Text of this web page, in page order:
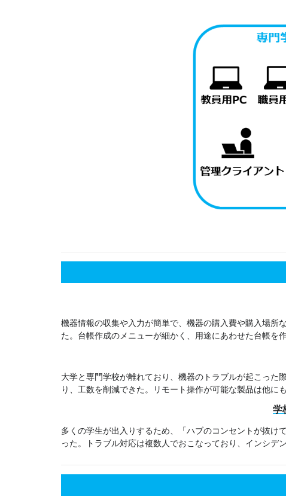
機器情報の収集や入力が簡単で、機器の購入費や購入場所
た。台帳作成のメニューが細かく、用途にあわせた台帳を
大学と専門学校が離れており、機器のトラブルが起こった
り、工数を削減できた。リモート操作が可能な製品は他に
学
多くの学生が出入りするため、「ハブのコンセントが抜け
った。トラブル対応は複数人でおこなっており、インシデ